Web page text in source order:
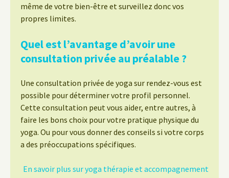
même de votre bien-être et surveillez donc vos
propres limites.
Quel est l’avantage d’avoir une
consultation privée au préalable ?
Une consultation privée de yoga sur rendez-vous est
possible pour déterminer votre profil personnel.
Cette consultation peut vous aider, entre autres, à
faire les bons choix pour votre pratique physique du
yoga. Ou pour vous donner des conseils si votre corps
a des préoccupations spécifiques.
En savoir plus sur yoga thérapie et accompagnement